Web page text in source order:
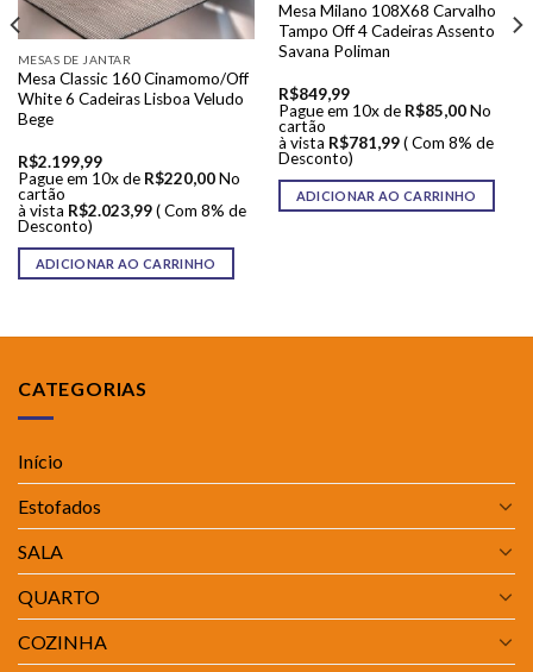
MESAS DE JANTAR
Mesa Classic 160 Cinamomo/Off
White 6 Cadeiras Lisboa Veludo
Bege
R$2.199,99
Pague em 10x de R$220,00 No
cartão
à vista R$2.023,99 ( Com 8% de
Desconto)
ADICIONAR AO CARRINHO
Mesa Milano 108X68 Carvalho
Tampo Off 4 Cadeiras Assento
Savana Poliman
R$849,99
Pague em 10x de R$85,00 No
cartão
à vista R$781,99 ( Com 8% de
Desconto)
ADICIONAR AO CARRINHO
CATEGORIAS
Início
Estofados
SALA
QUARTO
COZINHA